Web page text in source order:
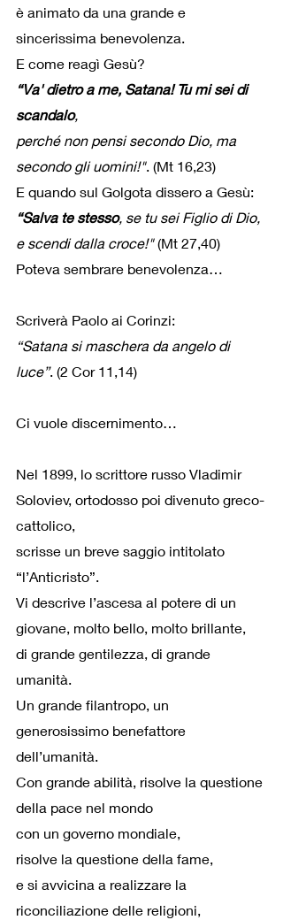
è animato da una grande e
sincerissima benevolenza.
E come reagì Gesù?
“Va' dietro a me, Satana! Tu mi sei di
scandalo,
perché non pensi secondo Dio, ma
secondo gli uomini!". (Mt 16,23)
E quando sul Golgota dissero a Gesù:
“Salva te stesso, se tu sei Figlio di Dio,
e scendi dalla croce!" (Mt 27,40)
Poteva sembrare benevolenza…
Scriverà Paolo ai Corinzi:
“Satana si maschera da angelo di
luce”. (2 Cor 11,14)
Ci vuole discernimento…
Nel 1899, lo scrittore russo Vladimir
Soloviev, ortodosso poi divenuto greco-
cattolico,
scrisse un breve saggio intitolato
“l’Anticristo”.
Vi descrive l’ascesa al potere di un
giovane, molto bello, molto brillante,
di grande gentilezza, di grande
umanità.
Un grande filantropo, un
generosissimo benefattore
dell’umanità.
Con grande abilità, risolve la questione
della pace nel mondo
con un governo mondiale,
risolve la questione della fame,
e si avvicina a realizzare la
riconciliazione delle religioni,